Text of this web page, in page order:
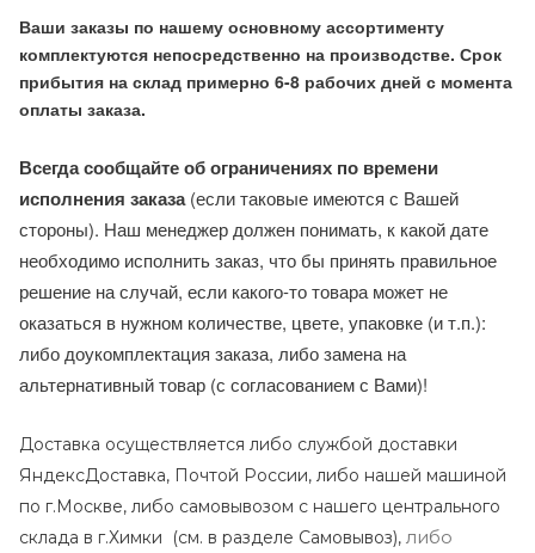
Ваши заказы по нашему основному ассортименту
комплектуются непосредственно на производстве. Срок
прибытия на склад примерно 6-8 рабочих дней с момента
оплаты заказа.
Всегда сообщайте об ограничениях по времени
исполнения заказа(если таковые имеются с Вашей
стороны). Наш менеджер должен понимать, к какой дате
необходимо исполнить заказ, что бы принять правильное
решение на случай, если какого-то товара может не
оказаться в нужном количестве, цвете, упаковке (и т.п.):
либо доукомплектация заказа, либо замена на
альтернативный товар (с согласованием с Вами)!
Доставка осуществляется либо службой доставки
ЯндексДоставка, Почтой России, либо нашей машиной
по г.Москве, либо самовывозом с нашего центрального
склада в г.Химки (см. в разделе Самовывоз), либо